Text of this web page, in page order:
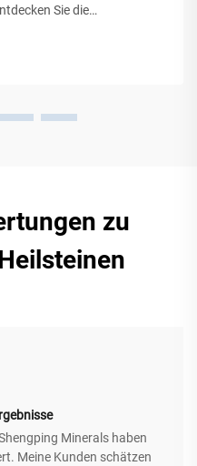
Sie die
zu
Minerals haben
Meine Kunden schätzen